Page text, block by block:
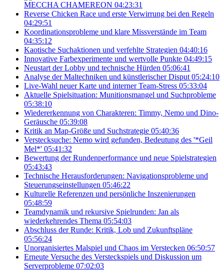
MECCHA CHAMEREON 04:23:31
Reverse Chicken Race und erste Verwirrung bei den Regeln
04:29:51
Koordinationsprobleme und klare Missverstände im Team
04:35:12
Kaotische Suchaktionen und verfehlte Strategien 04:40:16
Innovative Farbexperimente und wertvolle Punkte 04:49:15
Neustart der Lobby und technische Hürden 05:06:41
Analyse der Maltechniken und künstlerischer Disput 05:24:10
Live-Wahl neuer Karte und interner Team-Stress 05:33:04
Aktuelle Spielsituation: Munitionsmangel und Suchprobleme
05:38:10
Wiedererkennung von Charakteren: Timmy, Nemo und Dino-
Geräusche 05:39:08
Kritik an Map-Größe und Suchstrategie 05:40:36
Verstecksuche: Nemo wird gefunden, Bedeutung des '*Geil
Mel*' 05:41:32
Bewertung der Rundenperformance und neue Spielstrategien
05:43:43
Technische Herausforderungen: Navigationsprobleme und
Steuerungseinstellungen 05:46:22
Kulturelle Referenzen und persönliche Inszenierungen
05:48:59
Teamdynamik und rekursive Spielrunden: Jan als
wiederkehrendes Thema 05:54:03
Abschluss der Runde: Kritik, Lob und Zukunftspläne
05:56:24
Unorganisiertes Malspiel und Chaos im Verstecken 06:50:57
Erneute Versuche des Versteckspiels und Diskussion um
Serverprobleme 07:02:03